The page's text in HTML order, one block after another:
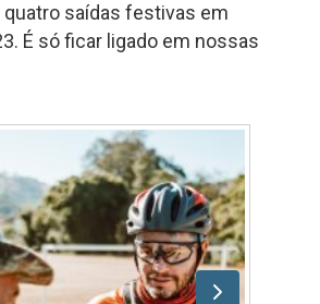
quatro saídas festivas em
É só ficar ligado em nossas